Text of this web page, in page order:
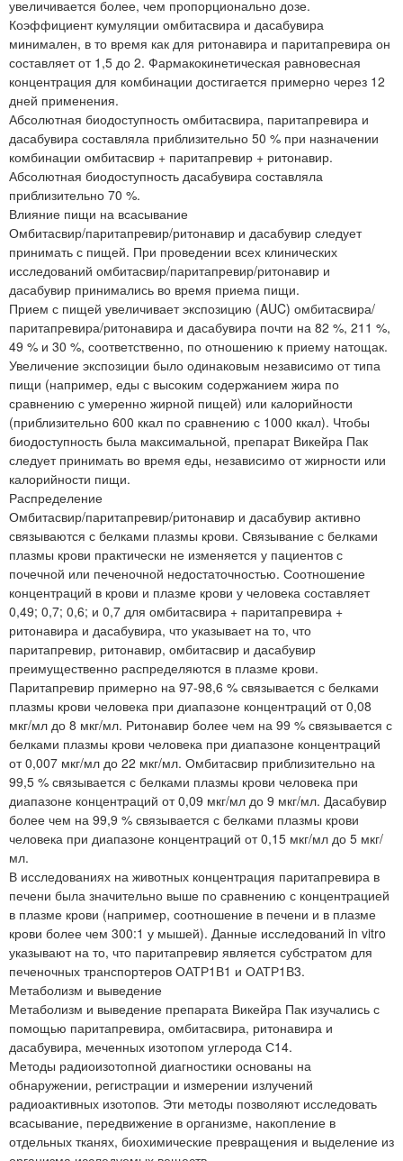
увеличивается более, чем пропорционально дозе.
Коэффициент кумуляции омбитасвира и дасабувира
минимален, в то время как для ритонавира и паритапревира он
составляет от 1,5 до 2. Фармакокинетическая равновесная
концентрация для комбинации достигается примерно через 12
дней применения.
Абсолютная биодоступность омбитасвира, паритапревира и
дасабувира составляла приблизительно 50 % при назначении
комбинации омбитасвир + паритапревир + ритонавир.
Абсолютная биодоступность дасабувира составляла
приблизительно 70 %.
Влияние пищи на всасывание
Омбитасвир/паритапревир/ритонавир и дасабувир следует
принимать с пищей. При проведении всех клинических
исследований омбитасвир/паритапревир/ритонавир и
дасабувир принимались во время приема пищи.
Прием с пищей увеличивает экспозицию (AUC) омбитасвира/
паритапревира/ритонавира и дасабувира почти на 82 %, 211 %,
49 % и 30 %, соответственно, по отношению к приему натощак.
Увеличение экспозиции было одинаковым независимо от типа
пищи (например, еды с высоким содержанием жира по
сравнению с умеренно жирной пищей) или калорийности
(приблизительно 600 ккал по сравнению с 1000 ккал). Чтобы
биодоступность была максимальной, препарат Викейра Пак
следует принимать во время еды, независимо от жирности или
калорийности пищи.
Распределение
Омбитасвир/паритапревир/ритонавир и дасабувир активно
связываются с белками плазмы крови. Связывание с белками
плазмы крови практически не изменяется у пациентов с
почечной или печеночной недостаточностью. Соотношение
концентраций в крови и плазме крови у человека составляет
0,49; 0,7; 0,6; и 0,7 для омбитасвира + паритапревира +
ритонавира и дасабувира, что указывает на то, что
паритапревир, ритонавир, омбитасвир и дасабувир
преимущественно распределяются в плазме крови.
Паритапревир примерно на 97-98,6 % связывается с белками
плазмы крови человека при диапазоне концентраций от 0,08
мкг/мл до 8 мкг/мл. Ритонавир более чем на 99 % связывается с
белками плазмы крови человека при диапазоне концентраций
от 0,007 мкг/мл до 22 мкг/мл. Омбитасвир приблизительно на
99,5 % связывается с белками плазмы крови человека при
диапазоне концентраций от 0,09 мкг/мл до 9 мкг/мл. Дасабувир
более чем на 99,9 % связывается с белками плазмы крови
человека при диапазоне концентраций от 0,15 мкг/мл до 5 мкг/
мл.
В исследованиях на животных концентрация паритапревира в
печени была значительно выше по сравнению с концентрацией
в плазме крови (например, соотношение в печени и в плазме
крови более чем 300:1 у мышей). Данные исследований in vitro
указывают на то, что паритапревир является субстратом для
печеночных транспортеров ОАТР1В1 и ОАТР1В3.
Метаболизм и выведение
Метаболизм и выведение препарата Викейра Пак изучались с
помощью паритапревира, омбитасвира, ритонавира и
дасабувира, меченных изотопом углерода С14.
Методы радиоизотопной диагностики основаны на
обнаружении, регистрации и измерении излучений
радиоактивных изотопов. Эти методы позволяют исследовать
всасывание, передвижение в организме, накопление в
отдельных тканях, биохимические превращения и выделение из